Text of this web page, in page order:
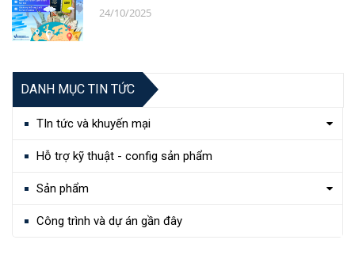
24/10/2025
DANH MỤC TIN TỨC
TIn tức và khuyến mại
Hỗ trợ kỹ thuật - config sản phẩm
Sản phẩm
Công trình và dự án gần đây